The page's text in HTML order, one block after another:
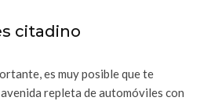
citadino
es muy posible que te
repleta de automóviles con